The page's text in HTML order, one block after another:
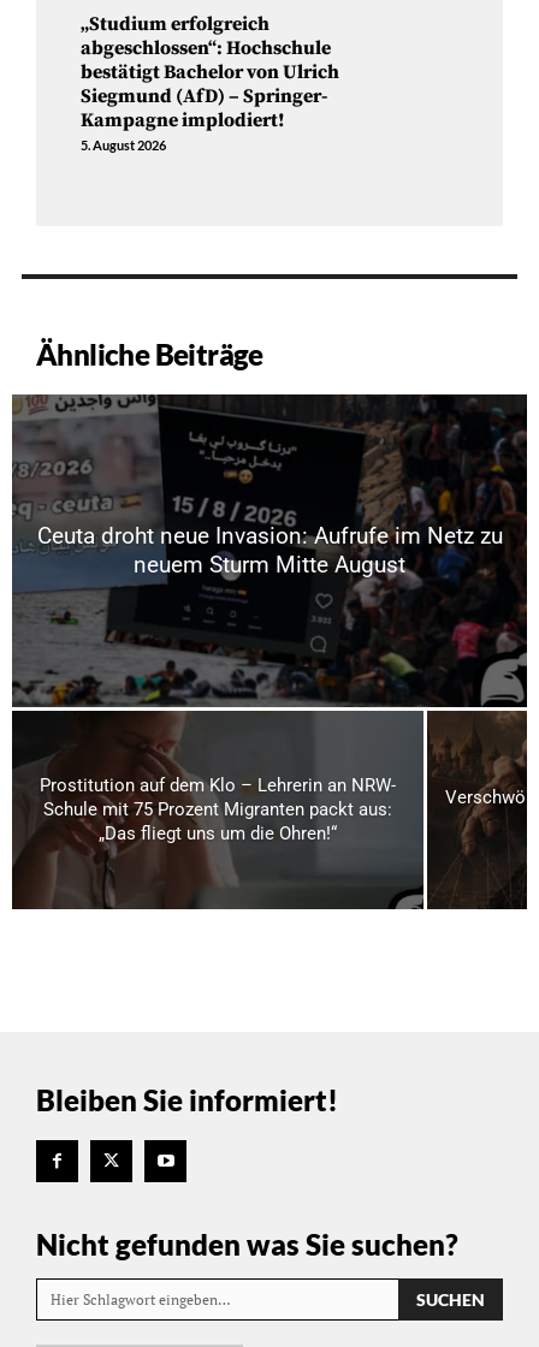
„Studium erfolgreich
abgeschlossen“: Hochschule
bestätigt Bachelor von Ulrich
Siegmund (AfD) – Springer-
Kampagne implodiert!
5. August 2026
Ähnliche Beiträge
Ceuta droht neue Invasion: Aufrufe im Netz zu
neuem Sturm Mitte August
Prostitution auf dem Klo – Lehrerin an NRW-
Schule mit 75 Prozent Migranten packt aus:
„Das fliegt uns um die Ohren!“
Bleiben Sie informiert!
Nicht gefunden was Sie suchen?
Hier Schlagwort eingeben… SUCHEN